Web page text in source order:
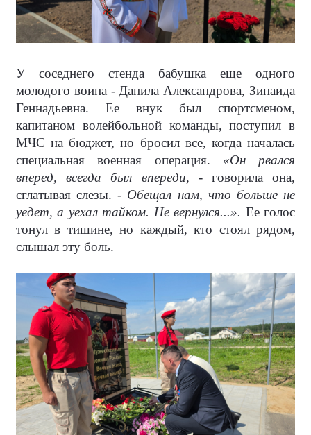
У соседнего стенда бабушка еще одного
молодого воина - Данила Александрова, Зинаида
Геннадьевна. Ее внук был спортсменом,
капитаном волейбольной команды, поступил в
МЧС на бюджет, но бросил все, когда началась
специальная военная операция. «Он рвался
вперед, всегда был впереди, - говорила она,
сглатывая слезы. - Обещал нам, что больше не
уедет, а уехал тайком. Не вернулся...». Ее голос
тонул в тишине, но каждый, кто стоял рядом,
слышал эту боль.